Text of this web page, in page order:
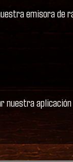
emisora de
nuestra aplicación